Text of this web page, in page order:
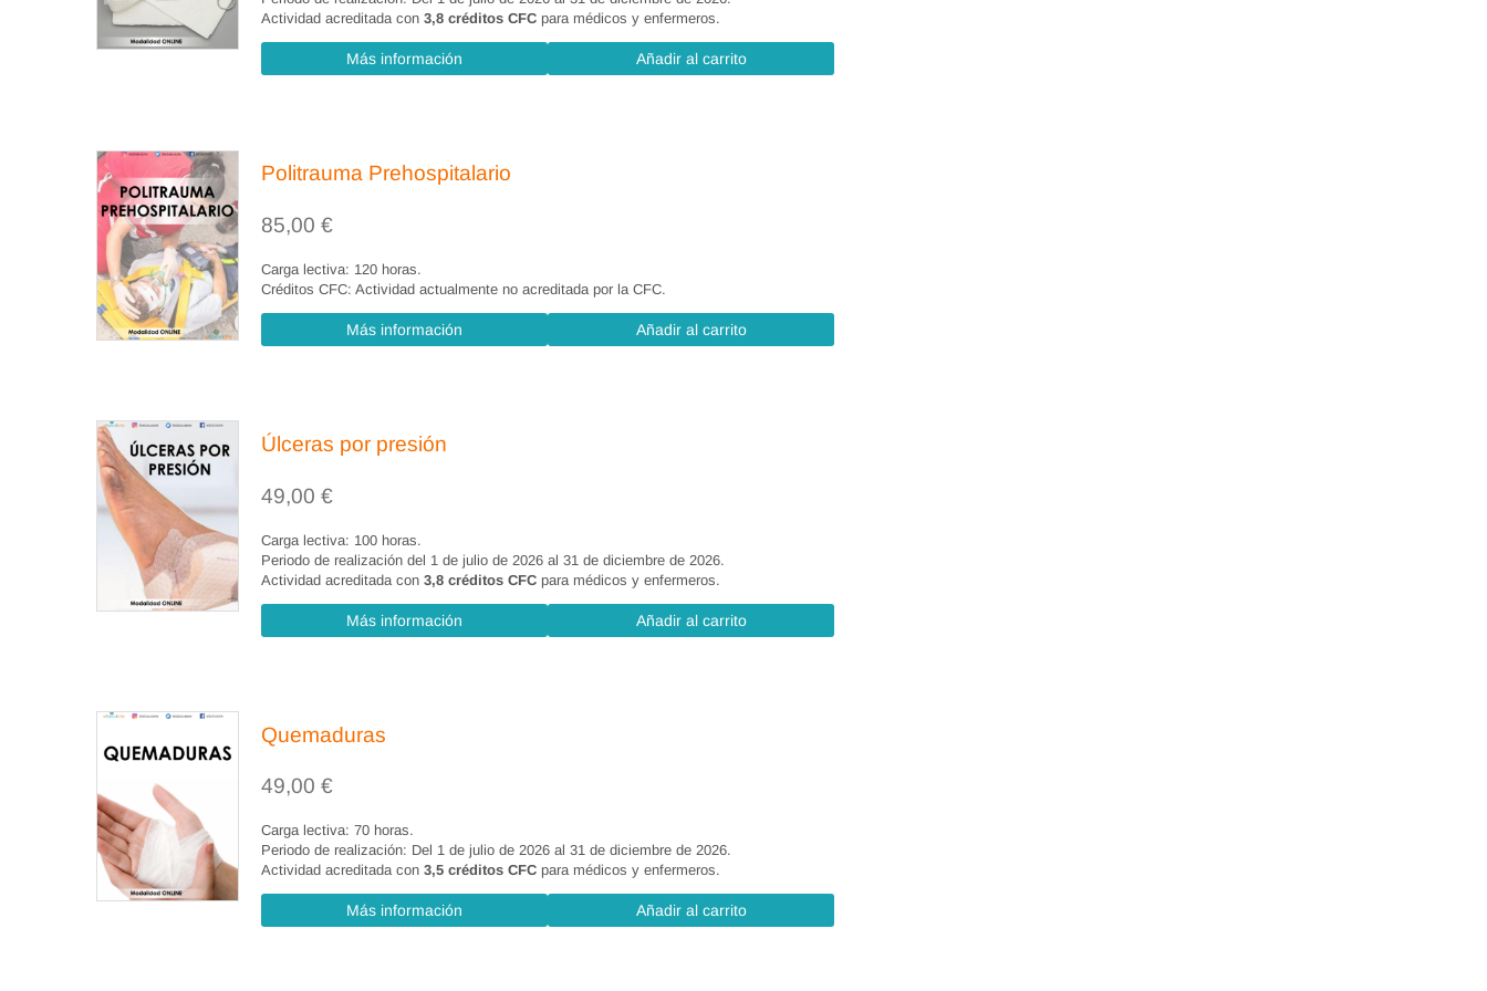
7.2. Diagnósticos más prevalentes en personas con diabetes.
7.3. Educación básica en diabetes. Programa educativo.
Actividad acreditada con3,8 créditos CFC para médicos y enfermeros.
Más información Añadir al carrito
Politrauma Prehospitalario
85,00€
Carga lectiva: 120 horas.
Créditos CFC: Actividad actualmente no acreditada por la CFC.
Más información Añadir al carrito
Úlceras por presión
49,00€
Carga lectiva: 100 horas.
Periodo de realización del 1 de julio de 2026 al 31 de diciembre de 2026.
Actividad acreditada con3,8 créditos CFC para médicos y enfermeros.
Más información Añadir al carrito
Quemaduras
49,00€
Carga lectiva: 70 horas.
Periodo de realización: Del 1 de julio de 2026 al 31 de diciembre de 2026.
Actividad acreditada con3,5 créditos CFC para médicos y enfermeros.
Más información Añadir al carrito